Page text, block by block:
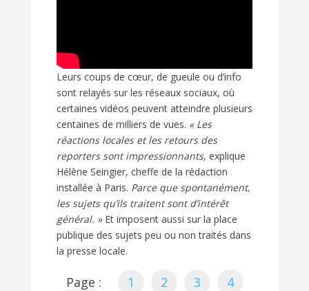
Leurs coups de cœur, de gueule ou d’info
sont relayés sur les réseaux sociaux, où
certaines vidéos peuvent atteindre plusieurs
centaines de milliers de vues. « Les
réactions locales et les retours des
reporters sont impressionnants, explique
Hélène Seingier, cheffe de la rédaction
installée à Paris. Parce que spontanément,
les sujets qu’ils traitent sont d’intérêt
général. »Et imposent aussi sur la place
publique des sujets peu ou non traités dans
la presse locale.
Page : 1 2 3
4